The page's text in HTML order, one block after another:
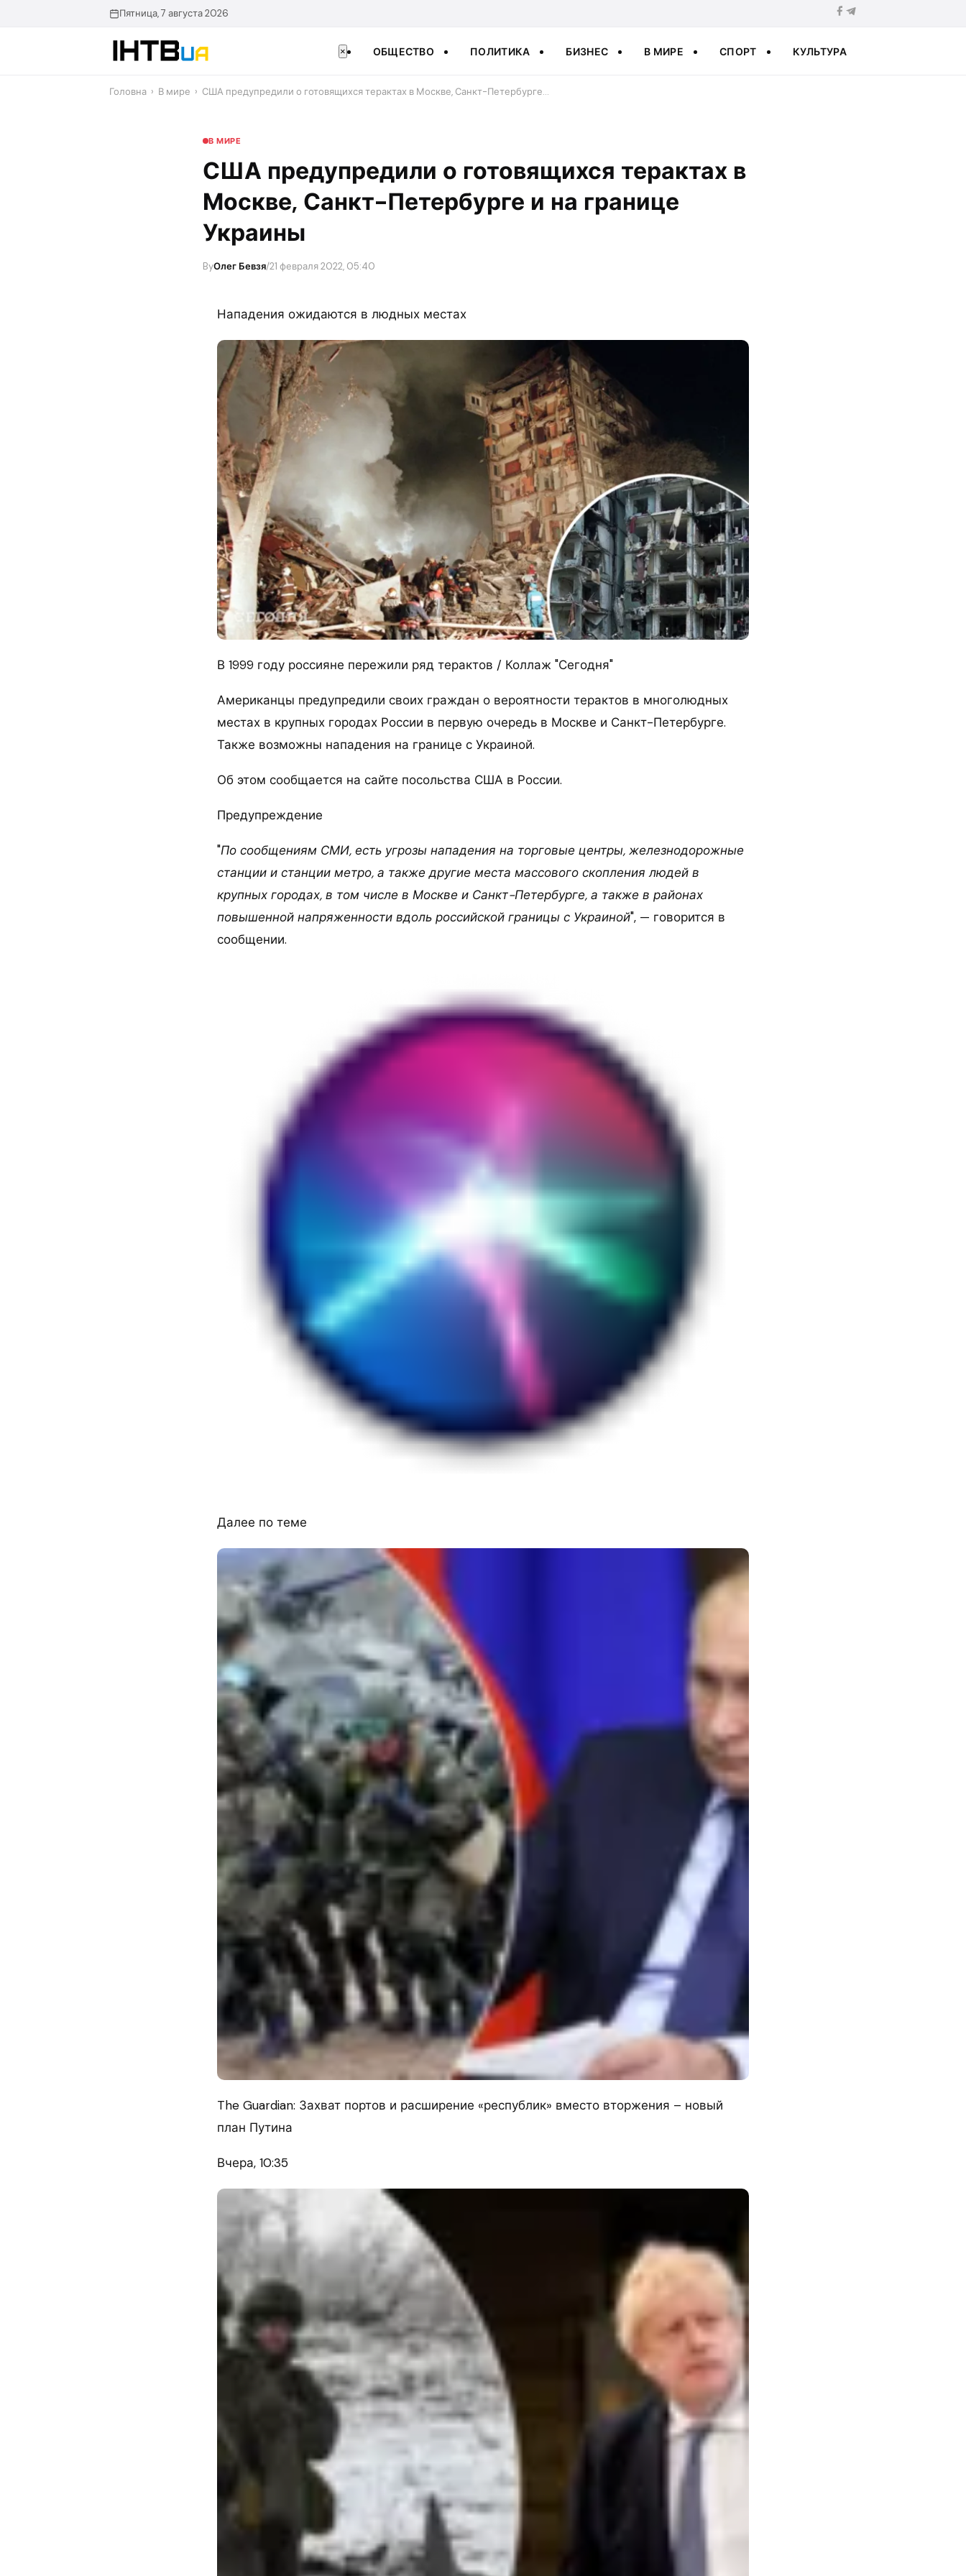
Пятница, 7 августа 2026
× ОБЩЕСТВО ПОЛИТИКА БИЗНЕС В МИРЕ СПОРТ КУЛЬТУРА
Головна › В мире › США предупредили о готовящихся терактах в Москве, Санкт-Петербурге…
В МИРЕ
США предупредили о готовящихся терактах в
Москве, Санкт-Петербурге и на границе
Украины
ByОлег Бевзя/21 февраля 2022, 05:40
Нападения ожидаются в людных местах
В 1999 году россияне пережили ряд терактов / Коллаж "Сегодня"
Американцы предупредили своих граждан о вероятности терактов в многолюдных
местах в крупных городах России в первую очередь в Москве и Санкт-Петербурге.
Также возможны нападения на границе с Украиной.
Об этом сообщается на сайте посольства США в России.
Предупреждение
"По сообщениям СМИ, есть угрозы нападения на торговые центры, железнодорожные
станции и станции метро, а также другие места массового скопления людей в
крупных городах, в том числе в Москве и Санкт-Петербурге, а также в районах
повышенной напряженности вдоль российской границы с Украиной", — говорится в
сообщении.
Далее по теме
The Guardian: Захват портов и расширение «республик» вместо вторжения – новый
план Путина
Вчера, 10:35